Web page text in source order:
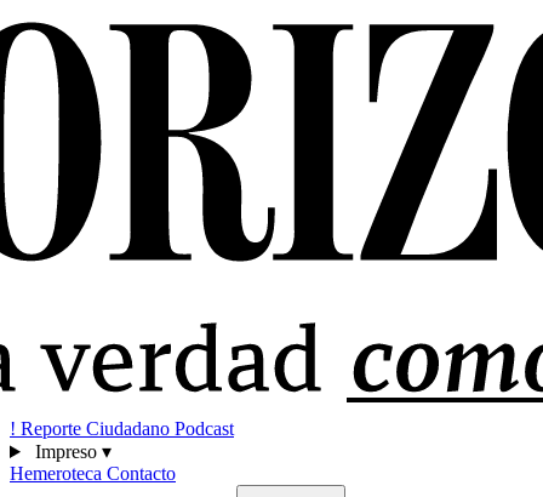
! Reporte Ciudadano Podcast
Impreso ▾
Hemeroteca Contacto